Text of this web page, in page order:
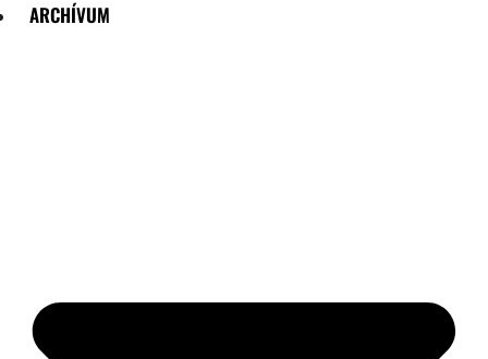
ARCHÍVUM